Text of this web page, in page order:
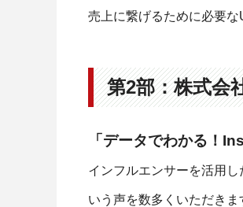
売上に繋げるために必要な
第2部：株式会
「データでわかる！
インフルエンサーを活用
いう声を数多くいただき